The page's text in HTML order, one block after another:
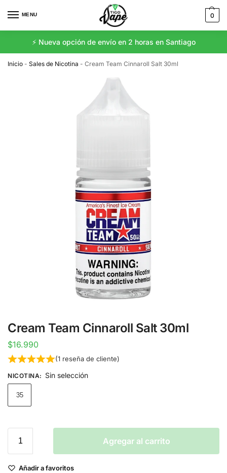
MENU 0
⚡️ Nueva opción de envío en 2 horas en Santiago
Inicio - Sales de Nicotina - Cream Team Cinnaroll Salt 30ml
Cream Team Cinnaroll Salt 30ml
$16.990
(1reseña de cliente)
NICOTINA: Sin selección
35
Agregar al carrito
Añadir a favoritos